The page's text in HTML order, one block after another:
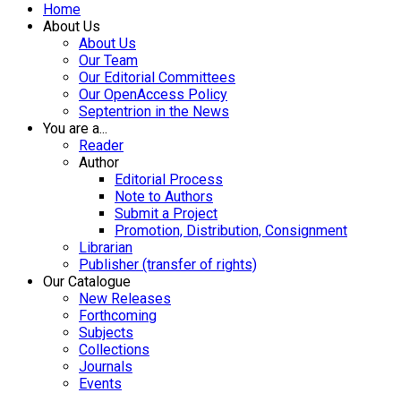
Home
About Us
About Us
Our Team
Our Editorial Committees
Our OpenAccess Policy
Septentrion in the News
You are a...
Reader
Author
Editorial Process
Note to Authors
Submit a Project
Promotion, Distribution, Consignment
Librarian
Publisher (transfer of rights)
Our Catalogue
New Releases
Forthcoming
Subjects
Collections
Journals
Events